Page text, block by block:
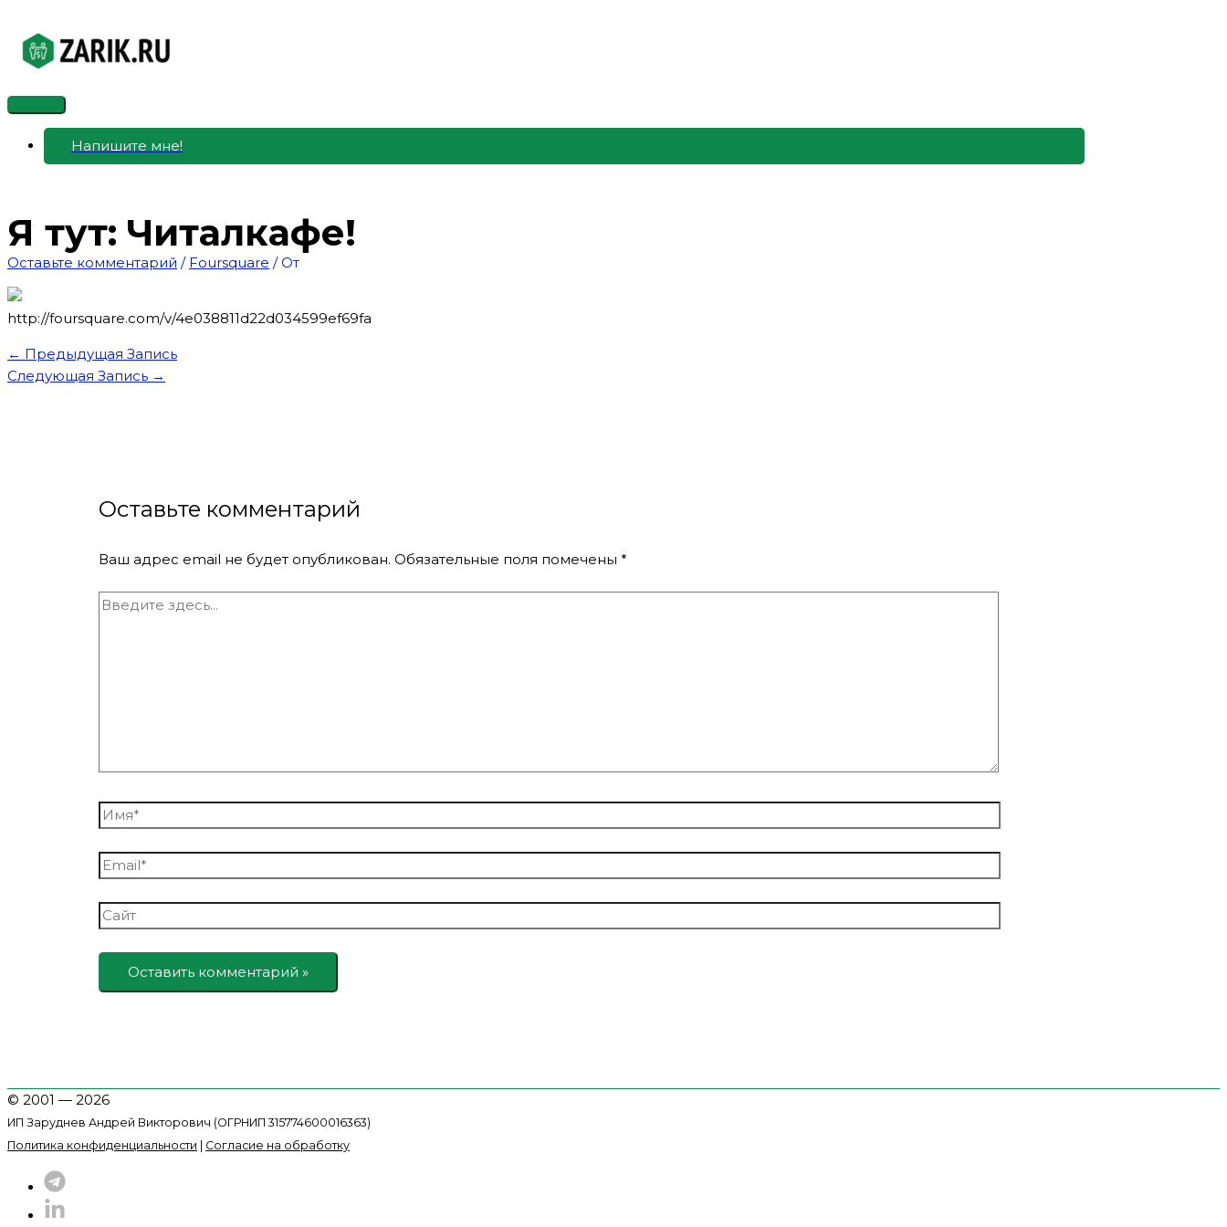
содержимому
Главное
меню
Напишите мне!
Я тут: Читалкафе!
Оставьте комментарий / Foursquare / От
http://foursquare.com/v/4e038811d22d034599ef69fa
← Предыдущая Запись
Следующая Запись →
Оставьте комментарий
Ваш адрес email не будет опубликован. Обязательные поля помечены*
Введите
Имя*
Email*
Сайт
© 2001 — 2026
ИП Заруднев Андрей Викторович (ОГРНИП 315774600016363)
Политика конфиденциальности
Согласие на обработку